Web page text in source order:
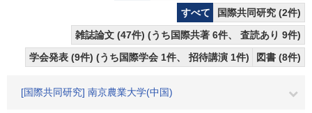
すべて
国際共同研究 (2件)
雑誌論文 (47件) (うち国際共著 6件、 査読あり 9件)
学会発表 (9件) (うち国際学会 1件、 招待講演 1件)
図書 (8件)
[国際共同研究] 南京農業大学(中国)